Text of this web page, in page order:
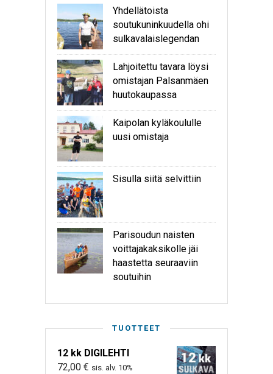
Yhdellätoista
soutukuninkuudella ohi
sulkavalaislegendan
Lahjoitettu tavara löysi
omistajan Palsanmäen
huutokaupassa
Kaipolan kyläkoululle
uusi omistaja
Sisulla siitä selvittiin
Parisoudun naisten
voittajakaksikolle jäi
haastetta seuraaviin
soutuihin
TUOTTEET
12 kk DIGILEHTI
72,00 € sis. alv. 10%